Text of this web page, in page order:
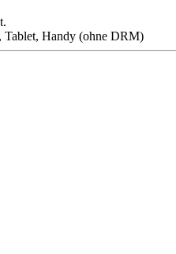
Handy (ohne DRM)